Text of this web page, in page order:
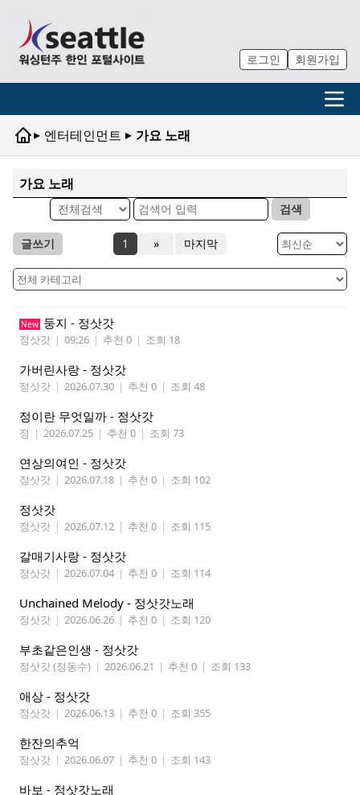
로그인 회원가입
▸ 엔터테인먼트 ▸ 가요 노래
가요 노래
검색
글쓰기 1 » 마지막
New 둥지 - 정삿갓
정삿갓 | 09:26 | 추천 0 | 조회 18
가버린사랑 - 정삿갓
정삿갓 | 2026.07.30 | 추천 0 | 조회 48
정이란 무엇일까 - 정삿갓
정 | 2026.07.25 | 추천 0 | 조회 73
연상의여인 - 정삿갓
정삿갓 | 2026.07.18 | 추천 0 | 조회 102
정삿갓
정삿갓 | 2026.07.12 | 추천 0 | 조회 115
갈매기사랑 - 정삿갓
정삿갓 | 2026.07.04 | 추천 0 | 조회 114
Unchained Melody - 정삿갓노래
정삿갓 | 2026.06.26 | 추천 0 | 조회 120
부초같은인생 - 정삿갓
정삿갓 (정동수) | 2026.06.21 | 추천 0 | 조회 133
애상 - 정삿갓
정삿갓 | 2026.06.13 | 추천 0 | 조회 355
한잔의추억
정삿갓 | 2026.06.07 | 추천 0 | 조회 143
바보 - 정삿갓노래